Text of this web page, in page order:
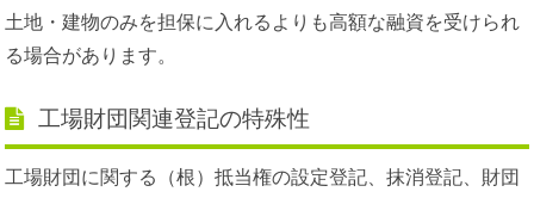
土地・建物のみを担保に入れるよりも高額な融資を受けられ
る場合があります。
工場財団関連登記の特殊性
工場財団に関する（根）抵当権の設定登記、抹消登記、財団